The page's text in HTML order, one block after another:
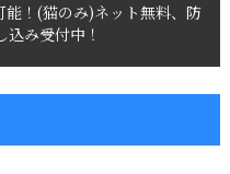
！(猫のみ)ネット無料、防
み受付中！